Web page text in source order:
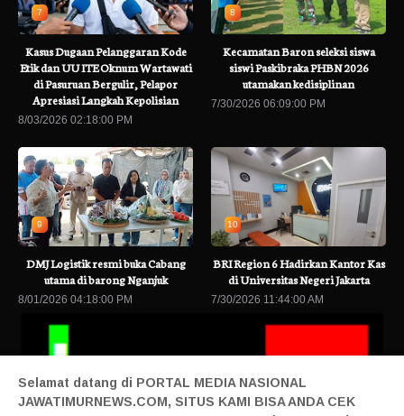
7
Kasus Dugaan Pelanggaran Kode
Etik dan UU ITE Oknum Wartawati
di Pasuruan Bergulir, Pelapor
Apresiasi Langkah Kepolisian
8/03/2026 02:18:00 PM
8
Kecamatan Baron seleksi siswa
siswi Paskibraka PHBN 2026
utamakan kedisiplinan
7/30/2026 06:09:00 PM
9
DMJ Logistik resmi buka Cabang
utama di barong Nganjuk
8/01/2026 04:18:00 PM
10
BRI Region 6 Hadirkan Kantor Kas
di Universitas Negeri Jakarta
7/30/2026 11:44:00 AM
Selamat datang di PORTAL MEDIA NASIONAL
JAWATIMURNEWS.COM, SITUS KAMI BISA ANDA CEK